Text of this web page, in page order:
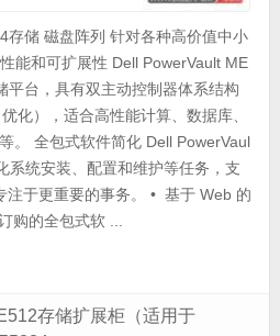
存储 磁盘阵列 针对各种高价值中小
能和可扩展性 Dell PowerVault ME
平台，具有双主动控制器体系结构
化），适合高性能计算、数据库、
。 全包式软件简化 Dell PowerVaul
系统安装、配置和维护等任务，支
注于更重要的事务。 • 基于 Web 的
购的全包式软 ...
存储扩展柜（适用于